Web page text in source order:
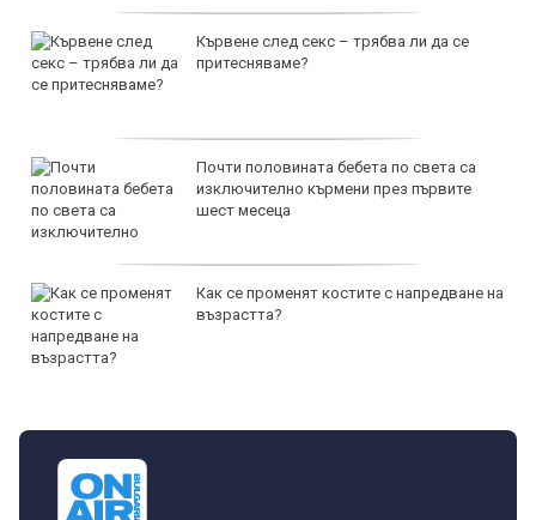
Кървене след секс – трябва ли да се
притесняваме?
Почти половината бебета по света са
изключително кърмени през първите
шест месеца
Как се променят костите с напредване на
възрастта?